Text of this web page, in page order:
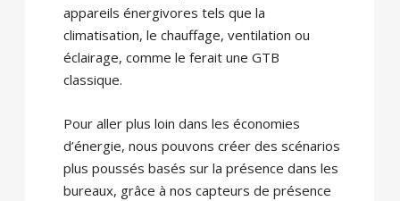
appareils énergivores tels que la
climatisation, le chauffage, ventilation ou
éclairage, comme le ferait une GTB
classique.
Pour aller plus loin dans les économies
d’énergie, nous pouvons créer des scénarios
plus poussés basés sur la présence dans les
bureaux, grâce à nos capteurs de présence